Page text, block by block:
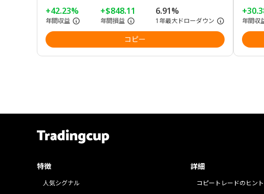
+42.23%
年間収益
+$848.11
年間損益
6.91%
1年最大ドローダウン
コピー
年間収
特徴
人気シグナル
詳細
コピートレードのヒント